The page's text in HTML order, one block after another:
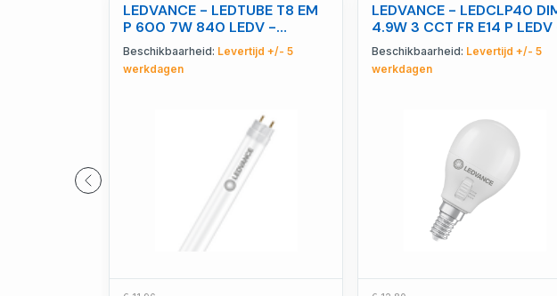
LEDVANCE - LEDTUBE T8 EM
P 600 7W 840 LEDV -
4099854432125
Beschikbaarheid: Levertijd +/- 5
werkdagen
LEDVANCE - LEDCLP40
4.9W 3 CCT FR E14 P
4099854770975
Beschikbaarheid: Levertijd +/- 5
werkdagen